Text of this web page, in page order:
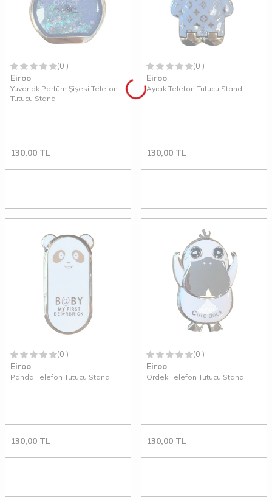
(0 )
Eiroo
Yuvarlak Parfüm Şişesi Telefon
Tutucu Stand
130,00 TL
(0 )
Eiroo
Ayıcık Telefon Tutucu Stand
130,00 TL
(0 )
Eiroo
Panda Telefon Tutucu Stand
130,00 TL
(0 )
Eiroo
Ördek Telefon Tutucu Stand
130,00 TL